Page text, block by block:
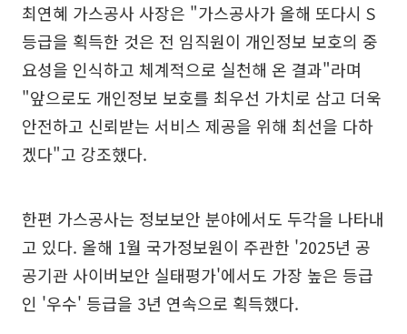
최연혜 가스공사 사장은 "가스공사가 올해 또다시 S
등급을 획득한 것은 전 임직원이 개인정보 보호의 중
요성을 인식하고 체계적으로 실천해 온 결과"라며
"앞으로도 개인정보 보호를 최우선 가치로 삼고 더욱
안전하고 신뢰받는 서비스 제공을 위해 최선을 다하
겠다"고 강조했다.
한편 가스공사는 정보보안 분야에서도 두각을 나타내
고 있다. 올해 1월 국가정보원이 주관한 '2025년 공
공기관 사이버보안 실태평가'에서도 가장 높은 등급
인 '우수' 등급을 3년 연속으로 획득했다.